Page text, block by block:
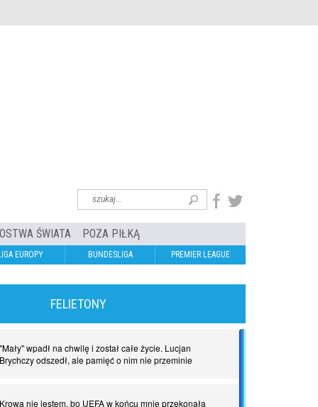
ŚWIATA POZA PIŁKĄ
EUROPY BUNDESLIGA PREMIER LEAGUE
FELIETONY
"Mały" wpadł na chwilę i został całe życie. Lucjan
Brychczy odszedł, ale pamięć o nim nie przeminie
Krową nie jestem, bo UEFA w końcu mnie przekonała